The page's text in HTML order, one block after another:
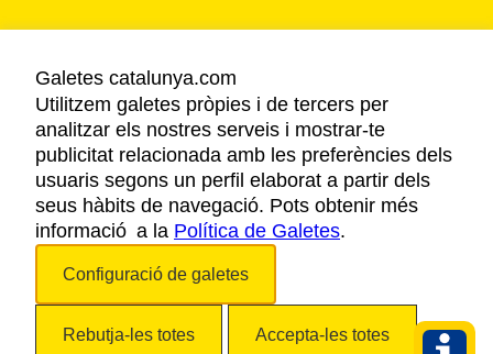
AVÍS LEGAL
POLÍTICA DE PRIVACITAT
COOKIES
ACCESSIBILITAT
Galetes catalunya.com
Utilitzem galetes pròpies i de tercers per
analitzar els nostres serveis i mostrar-te
publicitat relacionada amb les preferències dels
usuaris segons un perfil elaborat a partir dels
seus hàbits de navegació. Pots obtenir més
informació a la Política de Galetes.
Configuració de galetes
Rebutja-les totes Accepta-les totes